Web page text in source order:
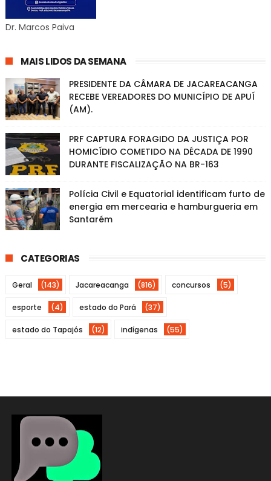
Dr. Marcos Paiva
MAIS LIDOS DA SEMANA
PRESIDENTE DA CÂMARA DE JACAREACANGA
RECEBE VEREADORES DO MUNICÍPIO DE APUÍ
(AM).
PRF CAPTURA FORAGIDO DA JUSTIÇA POR
HOMICÍDIO COMETIDO NA DÉCADA DE 1990
DURANTE FISCALIZAÇÃO NA BR-163
Polícia Civil e Equatorial identificam furto de
energia em mercearia e hamburgueria em
Santarém
CATEGORIAS
Geral (143) Jacareacanga (816) concursos (5)
esporte (4) estado do Pará (37)
estado do Tapajós (12) indígenas (55)